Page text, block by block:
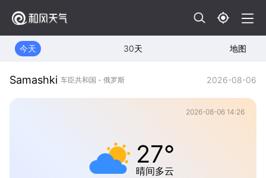
今天 30天 地图
Samashki 车臣共和国 - 俄罗斯 2026-08-06
2026-08-06 14:26
27°
晴间多云